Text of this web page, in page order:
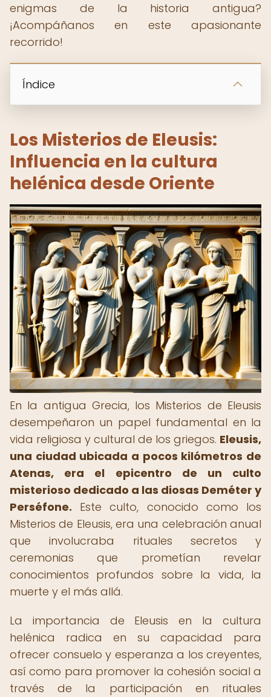
enigmas de la historia antigua?
¡Acompáñanos en este apasionante
recorrido!
Índice
Los Misterios de Eleusis:
Influencia en la cultura
helénica desde Oriente
En la antigua Grecia, los Misterios de Eleusis
desempeñaron un papel fundamental en la
vida religiosa y cultural de los griegos. Eleusis,
una ciudad ubicada a pocos kilómetros de
Atenas, era el epicentro de un culto
misterioso dedicado a las diosas Deméter y
Perséfone. Este culto, conocido como los
Misterios de Eleusis, era una celebración anual
que involucraba rituales secretos y
ceremonias que prometían revelar
conocimientos profundos sobre la vida, la
muerte y el más allá.
La importancia de Eleusis en la cultura
helénica radica en su capacidad para
ofrecer consuelo y esperanza a los creyentes,
así como para promover la cohesión social a
través de la participación en rituales